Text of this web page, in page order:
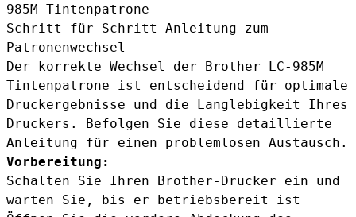
985M Tintenpatrone
Schritt-für-Schritt Anleitung zum
Patronenwechsel
Der korrekte Wechsel der Brother LC-985M
Tintenpatrone ist entscheidend für optimale
Druckergebnisse und die Langlebigkeit Ihres
Druckers. Befolgen Sie diese detaillierte
Anleitung für einen problemlosen Austausch.
Vorbereitung:
Schalten Sie Ihren Brother-Drucker ein und
warten Sie, bis er betriebsbereit ist